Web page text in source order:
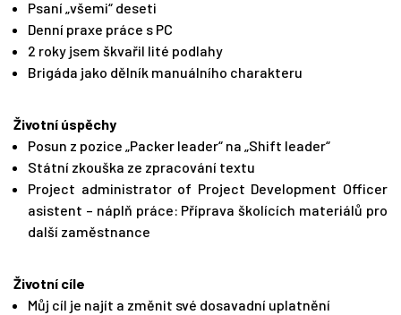
Psaní „všemi“ deseti
Denní praxe práce s PC
2 roky jsem škvařil lité podlahy
Brigáda jako dělník manuálního charakteru
Životní úspěchy
Posun z pozice „Packer leader“ na „Shift leader“
Státní zkouška ze zpracování textu
Project administrator of Project Development Officer
asistent – náplň práce: Příprava školících materiálů pro
další zaměstnance
Životní cíle
Můj cíl je najít a změnit své dosavadní uplatnění